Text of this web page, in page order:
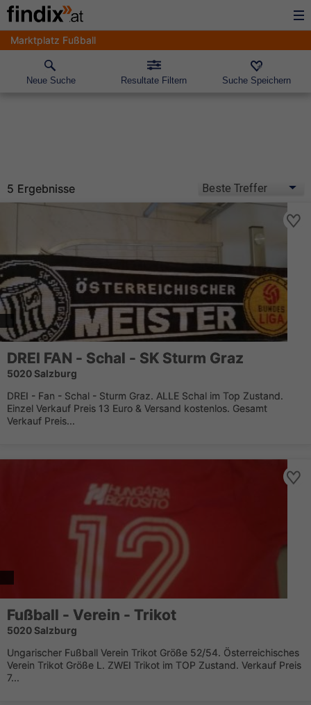
Marktplatz Fußball
Neue Suche Resultate Filtern Suche Speichern
5 Ergebnisse
DREI FAN - Schal - SK Sturm Graz
5020 Salzburg
DREI - Fan - Schal - Sturm Graz. ALLE Schal im Top Zustand.
Einzel Verkauf Preis 13 Euro & Versand kostenlos. Gesamt
Verkauf Preis...
Fußball - Verein - Trikot
5020 Salzburg
Ungarischer Fußball Verein Trikot Größe 52/54. Österreichisches
Verein Trikot Größe L. ZWEI Trikot im TOP Zustand. Verkauf Preis
7...